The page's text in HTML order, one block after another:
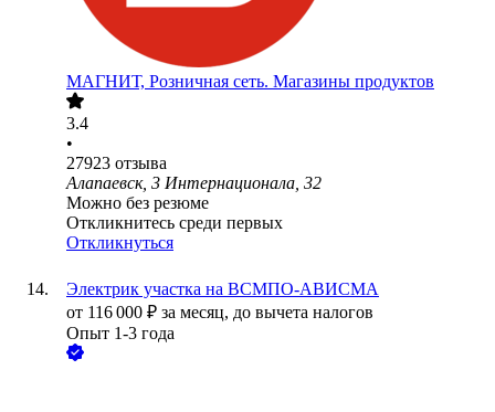
МАГНИТ, Розничная сеть. Магазины продуктов
3.4
•
27923 отзыва
Алапаевск, 3 Интернационала, 32
Можно без резюме
Откликнитесь среди первых
Откликнуться
Электрик участка на ВСМПО-АВИСМА
от 116 000 ₽ за месяц, до вычета налогов
Опыт 1-3 года